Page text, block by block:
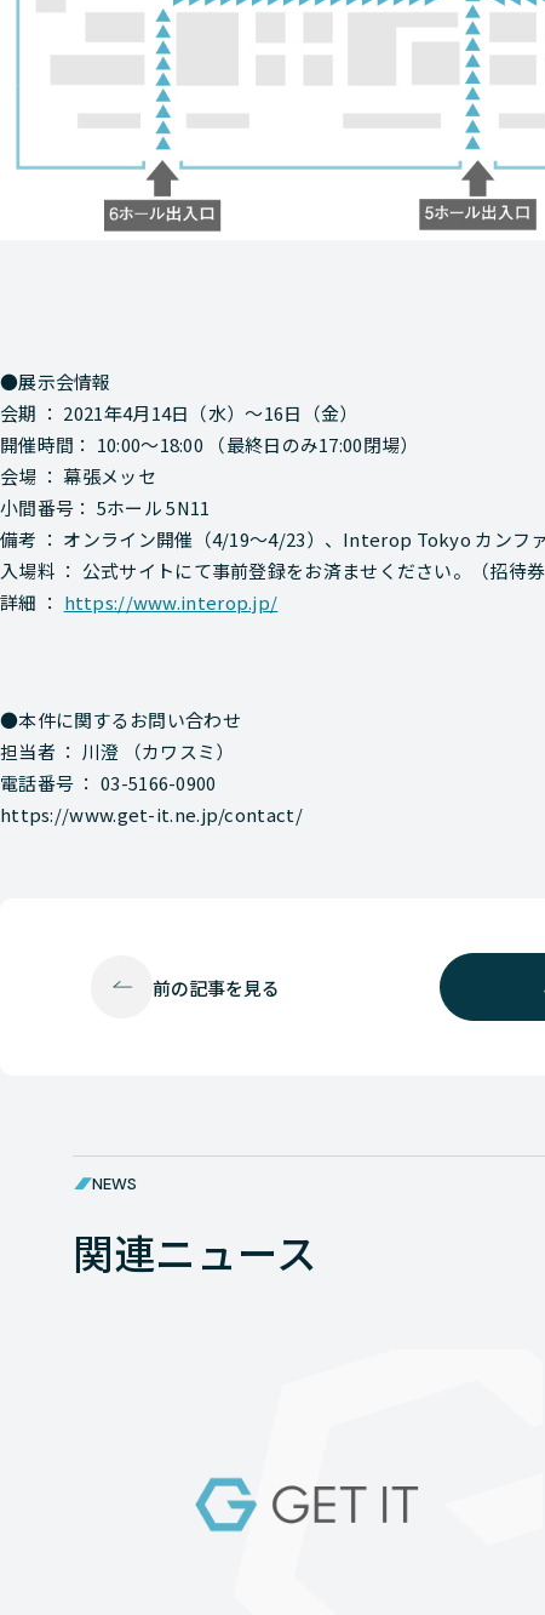
●展示会情報
会期 ： 2021年4月14日（水）～16日（金）
開催時間： 10:00～18:00 （最終日のみ17:00閉場）
会場 ： 幕張メッセ
小間番号： 5ホール 5N11
備考 ： オンライン開催（4/19～4/23）、Interop Tokyo カンフ
入場料 ： 公式サイトにて事前登録をお済ませください。（招待
詳細 ： https://www.interop.jp/
●本件に関するお問い合わせ
担当者 ： 川澄 （カワスミ）
電話番号 ： 03-5166-0900
https://www.get-it.ne.jp/contact/
前の記事を見る
NEWS
関連ニュース